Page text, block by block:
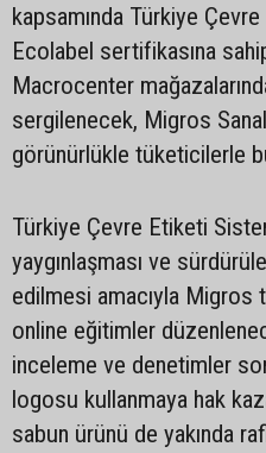
kapsamında Türkiye
Ecolabel sertifikasına
Macrocenter
sergilenecek, Migros
görünürlükle tüketicilerle
Türkiye Çevre Etiketi
yaygınlaşması ve
edilmesi amacıyla Migros
online eğitimler
inceleme ve denetimler
logosu kullanmaya hak
sabun ürünü de yakında